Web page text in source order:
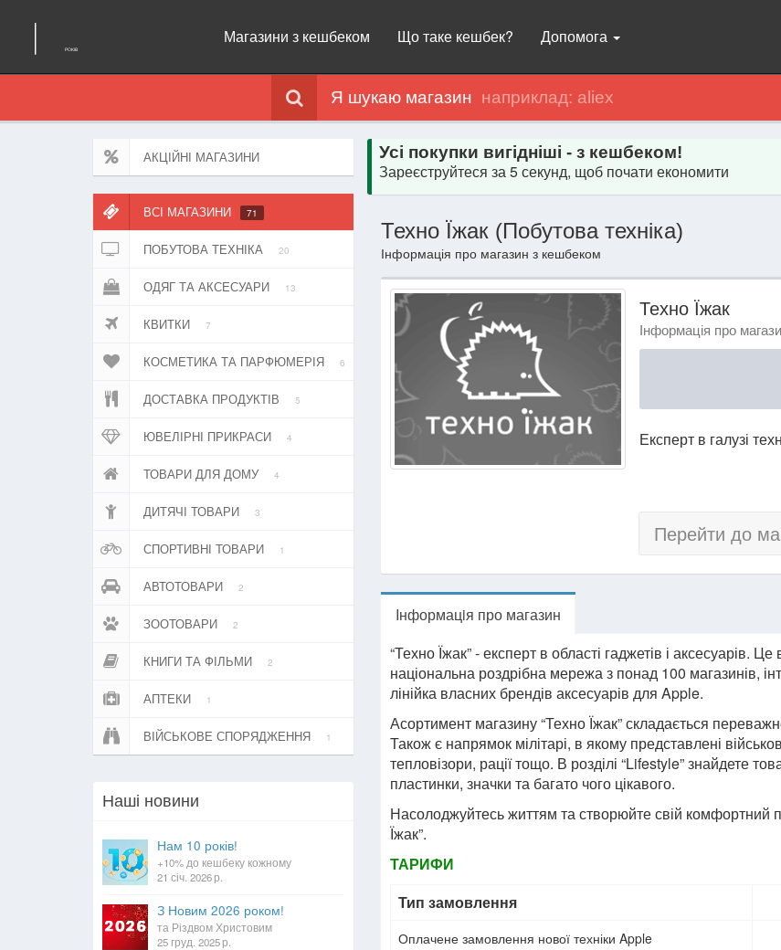
Магазини з кешбеком Що таке кешбек? Допомога
Я шукаю магазин
АКЦІЙНІ МАГАЗИНИ
ВСІ МАГАЗИНИ 71
ПОБУТОВА ТЕХНІКА 20
ОДЯГ ТА АКСЕСУАРИ 13
КВИТКИ 7
КОСМЕТИКА ТА ПАРФЮМЕРІЯ 6
ДОСТАВКА ПРОДУКТІВ 5
ЮВЕЛІРНІ ПРИКРАСИ 4
ТОВАРИ ДЛЯ ДОМУ 4
ДИТЯЧІ ТОВАРИ 3
СПОРТИВНІ ТОВАРИ 1
АВТОТОВАРИ 2
ЗООТОВАРИ 2
КНИГИ ТА ФІЛЬМИ 2
АПТЕКИ 1
ВІЙСЬКОВЕ СПОРЯДЖЕННЯ 1
Нашi новини
Нам 10 років!
+10% до кешбеку кожному
21 січ. 2026 р.
З Новим 2026 роком!
та Різдвом Христовим
25 груд. 2025 р.
Усі покупки вигідніші - з кешбеком!
Зареєструйтеся за 5 секунд, щоб почати економити
Техно Їжак (Побутова техніка)
Інформація про магазин з кешбеком
Техно Їжак
Інформація про
Експерт в галузі
Перейти до
Iнформацiя про магазин
“Техно Їжак” - експерт в області гаджетів і аксесуарів.
національна роздрібна мережа з понад 100 магазинів,
лінійка власних брендів аксесуарів для Apple.
Асортимент магазину “Техно Їжак” складається
Також є напрямок мілітарі, в якому представлені
тепловізори, рації тощо. В розділі “Lifestyle” знайдете
пластинки, значки та багато чого цікавого.
Насолоджуйтесь життям та створюйте свій комфортний
Їжак”.
ТАРИФИ
Тип замовлення
Оплачене замовлення нової техніки Apple